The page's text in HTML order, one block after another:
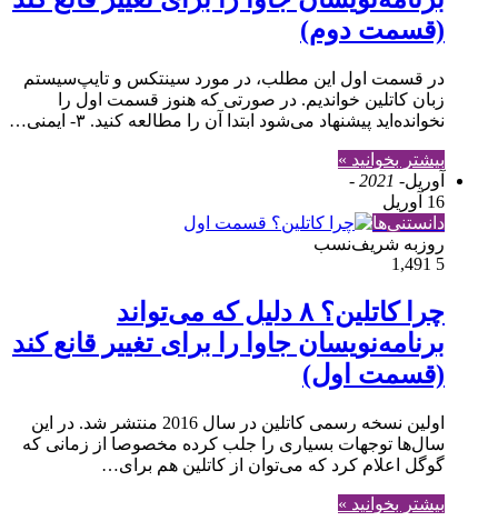
(قسمت دوم)
در قسمت اول این مطلب، در مورد سینتکس و تایپ‌سیستم
زبان کاتلین خواندیم. در صورتی که هنوز قسمت اول را
نخوانده‌اید پیشنهاد می‌شود ابتدا آن را مطالعه کنید. ۳- ایمنی…
بیشتر بخوانید »
آوریل- 2021 -
16 آوریل
دانستنی‌ها
روزبه شریف‌نسب
5
چرا کاتلین؟ ۸ دلیل که می‌تواند
برنامه‌نویسان جاوا را برای تغییر قانع کند
(قسمت اول)
اولین نسخه رسمی کاتلین در سال 2016 منتشر شد. در این
سال‌ها توجهات بسیاری را جلب کرده مخصوصا از زمانی که
گوگل اعلام کرد که می‌توان از کاتلین هم برای…
بیشتر بخوانید »